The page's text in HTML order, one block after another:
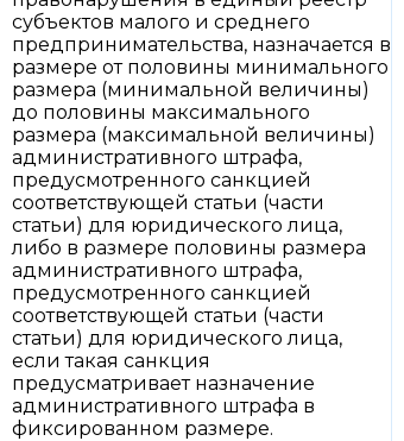
субъектов малого и среднего
предпринимательства, назначается в
размере от половины минимального
размера (минимальной величины)
до половины максимального
размера (максимальной величины)
административного штрафа,
предусмотренного санкцией
соответствующей статьи (части
статьи) для юридического лица,
либо в размере половины размера
административного штрафа,
предусмотренного санкцией
соответствующей статьи (части
статьи) для юридического лица,
если такая санкция
предусматривает назначение
административного штрафа в
фиксированном размере.